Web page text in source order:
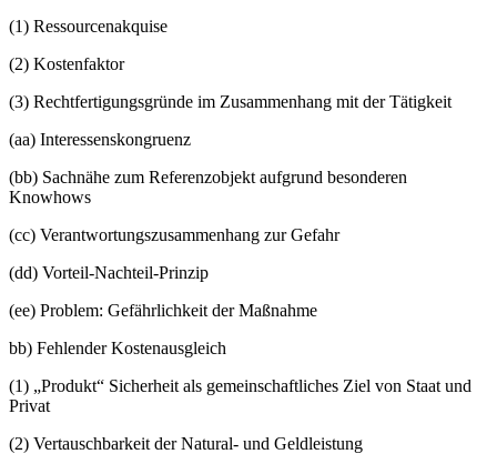
(1) Ressourcenakquise
(2) Kostenfaktor
(3) Rechtfertigungsgründe im Zusammenhang mit der Tätigkeit
(aa) Interessenskongruenz
(bb) Sachnähe zum Referenzobjekt aufgrund besonderen
Knowhows
(cc) Verantwortungszusammenhang zur Gefahr
(dd) Vorteil-Nachteil-Prinzip
(ee) Problem: Gefährlichkeit der Maßnahme
bb) Fehlender Kostenausgleich
(1) „Produkt“ Sicherheit als gemeinschaftliches Ziel von Staat und
Privat
(2) Vertauschbarkeit der Natural- und Geldleistung